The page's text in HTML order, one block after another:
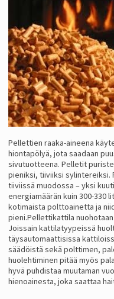
Pellettien raaka-aineena
hiontapölyä, jota saadaan
sivutuotteena. Pelletit
pieniksi, tiiviiksi sylintereiksi.
tiiviissä muodossa – yksi
energiamäärän kuin 300-
kotimaista polttoainetta ja
pieni.Pellettikattila
Joissain kattilatyypeissä
täysautomaattisissa
säädöistä sekä polttimen,
huolehtiminen pitää myös
hyvä puhdistaa muutaman
hienoainesta, joka saattaa